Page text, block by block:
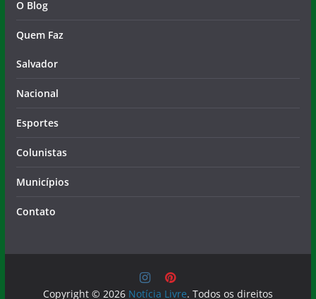
Salvador
Nacional
Esportes
Colunistas
Municípios
Contato
Copyright © 2026Notícia Livre. Todos os direitos
reservados.
Tema:ColorMag por ThemeGrill. Powered byWordPress